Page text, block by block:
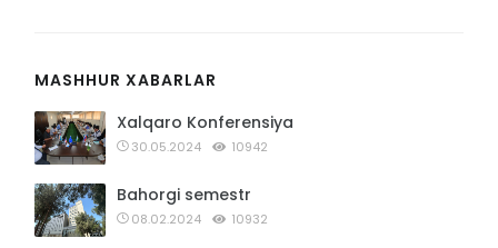
MASHHUR XABARLAR
Xalqaro Konferensiya
30.05.2024 10942
Bahorgi semestr
08.02.2024 10932